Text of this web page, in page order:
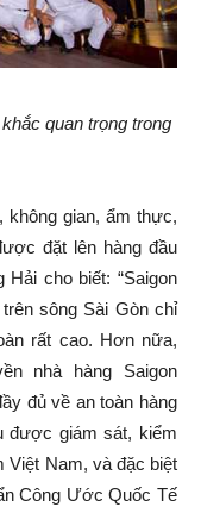
quan trọng trong
không gian, ẩm thực,
đặt lên hàng đầu
cho biết: “Saigon
sông Sài Gòn chỉ
rất cao. Hơn nữa,
nhà hàng Saigon
đủ về an toàn hàng
được giám sát, kiểm
Việt Nam, và đặc biệt
Công Ước Quốc Tế